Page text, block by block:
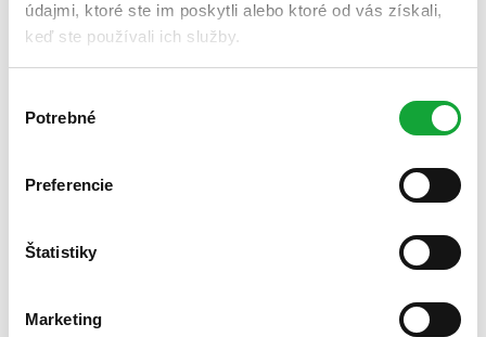
údajmi, ktoré ste im poskytli alebo ktoré od vás získali,
keď ste používali ich služby.
súhlasu
Potrebné
Preferencie
Štatistiky
Marketing